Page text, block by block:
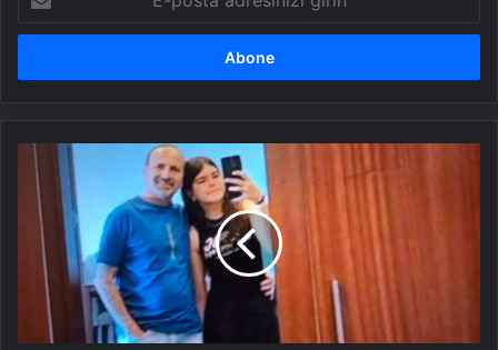
posta
adresinizi
Baba
kanlar
içinde
yaşındaki
çocuğu
bulundu!